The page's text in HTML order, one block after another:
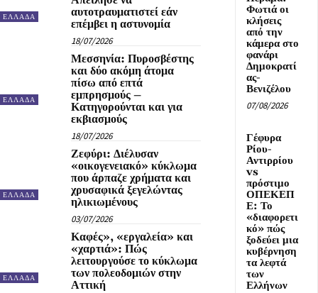
ΕΛΛΑΔΑ
αυτοτραυματιστεί εάν
επέμβει η αστυνομία
18/07/2026
ΕΛΛΑΔΑ
Μεσσηνία: Πυροσβέστης
και δύο ακόμη άτομα
πίσω από επτά
εμπρησμούς –
Κατηγορούνται και για
εκβιασμούς
18/07/2026
ΕΛΛΑΔΑ
Ζεφύρι: Διέλυσαν
«οικογενειακό» κύκλωμα
που άρπαζε χρήματα και
χρυσαφικά ξεγελώντας
ηλικιωμένους
03/07/2026
ΕΛΛΑΔΑ
Καφές», «εργαλεία» και
«χαρτιά»: Πώς
λειτουργούσε το κύκλωμα
των πολεοδομιών στην
Αττική
Φωτιά οι
κλήσεις
από την
κάμερα στο
φανάρι
Δημοκρατί
ας-
Βενιζέλου
07/08/2026
Γέφυρα
Ρίου-
Αντιρρίου
vs
πρόστιμο
ΟΠΕΚΕΠ
Ε: Το
«διαφορετι
κό» πώς
ξοδεύει μια
κυβέρνηση
τα λεφτά
των
Ελλήνων